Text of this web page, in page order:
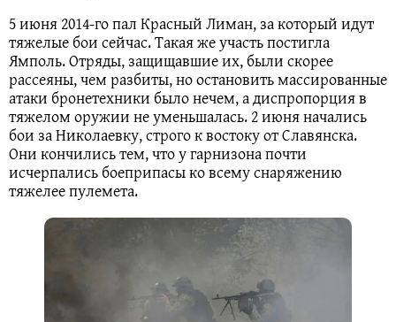
5 июня 2014-го пал Красный Лиман, за который идут
тяжелые бои сейчас. Такая же участь постигла
Ямполь. Отряды, защищавшие их, были скорее
рассеяны, чем разбиты, но остановить массированные
атаки бронетехники было нечем, а диспропорция в
тяжелом оружии не уменьшалась. 2 июня начались
бои за Николаевку, строго к востоку от Славянска.
Они кончились тем, что у гарнизона почти
исчерпались боеприпасы ко всему снаряжению
тяжелее пулемета.